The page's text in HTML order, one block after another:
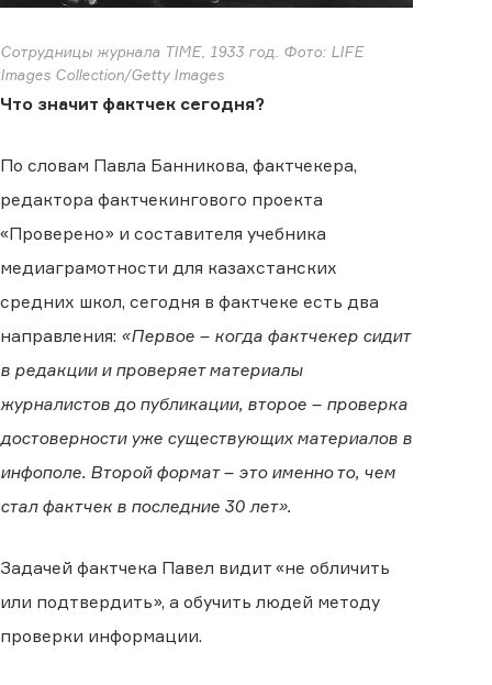
Сотрудницы журнала TIME, 1933 год. Фото: LIFE
Images Collection/Getty Images
Что значит фактчек сегодня?
По словам Павла Банникова, фактчекера,
редактора фактчекингового проекта
«Проверено» и составителя учебника
медиаграмотности для казахстанских
средних школ, сегодня в фактчеке есть два
направления: «Первое – когда фактчекер сидит
в редакции и проверяет материалы
журналистов до публикации, второе – проверка
достоверности уже существующих материалов в
инфополе. Второй формат – это именно то, чем
стал фактчек в последние 30 лет».
Задачей фактчека Павел видит «не обличить
или подтвердить», а обучить людей методу
проверки информации.